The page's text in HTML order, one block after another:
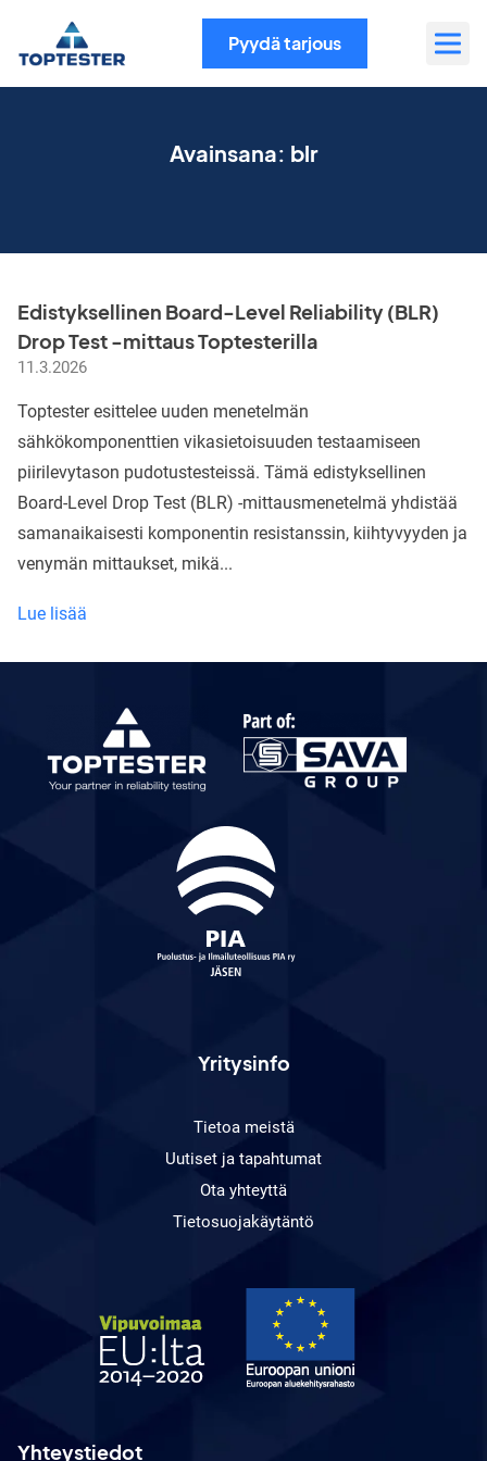
sisältöön
Pyydä tarjous
Avainsana: blr
Edistyksellinen Board-Level Reliability (BLR)
Drop Test -mittaus Toptesterilla
11.3.2026
Toptester esittelee uuden menetelmän
sähkökomponenttien vikasietoisuuden testaamiseen
piirilevytason pudotustesteissä. Tämä edistyksellinen
Board-Level Drop Test (BLR) -mittausmenetelmä yhdistää
samanaikaisesti komponentin resistanssin, kiihtyvyyden ja
venymän mittaukset, mikä...
Lue lisää
Level
(BLR)
Drop
Test
-
Yritysinfo
Tietoa meistä
Uutiset ja tapahtumat
Ota yhteyttä
Tietosuojakäytäntö
Yhteystiedot